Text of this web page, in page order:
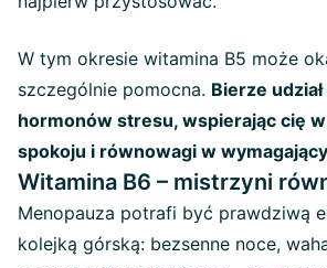
W tym okresie witamina B5 może
szczególnie pomocna. Bierze
hormonów stresu, wspierając cię
spokoju i równowagi w
Witamina B6 – mistrzyni
Menopauza potrafi być prawdziwą
kolejką górską: bezsenne noce,